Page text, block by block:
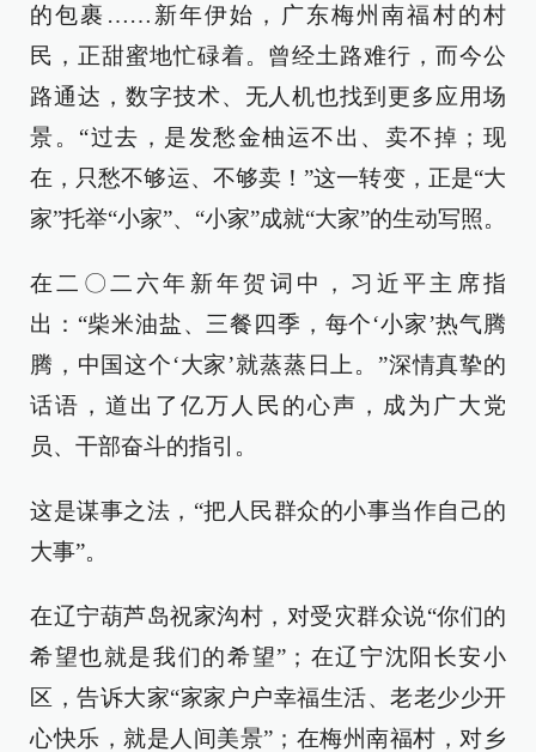
的包裹……新年伊始，广东梅州南福村的村
民，正甜蜜地忙碌着。曾经土路难行，而今公
路通达，数字技术、无人机也找到更多应用场
景。“过去，是发愁金柚运不出、卖不掉；现
在，只愁不够运、不够卖！”这一转变，正是“大
家”托举“小家”、“小家”成就“大家”的生动写照。
在二〇二六年新年贺词中，习近平主席指
出：“柴米油盐、三餐四季，每个‘小家’热气腾
腾，中国这个‘大家’就蒸蒸日上。”深情真挚的
话语，道出了亿万人民的心声，成为广大党
员、干部奋斗的指引。
这是谋事之法，“把人民群众的小事当作自己的
大事”。
在辽宁葫芦岛祝家沟村，对受灾群众说“你们的
希望也就是我们的希望”；在辽宁沈阳长安小
区，告诉大家“家家户户幸福生活、老老少少开
心快乐，就是人间美景”；在梅州南福村，对乡